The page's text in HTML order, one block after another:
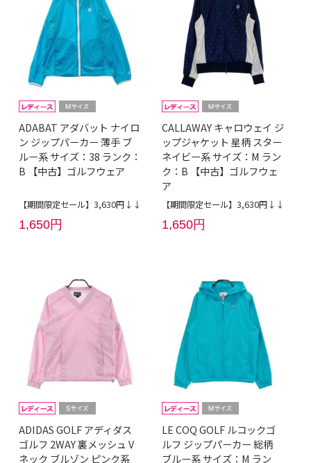
ADABAT アダバット ナイロ
ン ジップパーカー 薄手 ブ
ルー系 サイズ：38 ランク：
B 【中古】ゴルフウェア
【期間限定セール】3,630円↓↓
1,650円
CALLAWAY キャロウェイ ジ
ップジャケット 星柄 スター
ネイビー系 サイズ：M ラン
ク：B 【中古】ゴルフウェ
ア
【期間限定セール】3,630円↓↓
1,650円
ADIDAS GOLF アディダス
ゴルフ 2WAY 裏メッシュ V
ネック ブルゾン ピンク系
LE COQ GOLF ルコックゴ
ルフ ジップパーカー 総柄
ブルー系 サイズ：M ラン